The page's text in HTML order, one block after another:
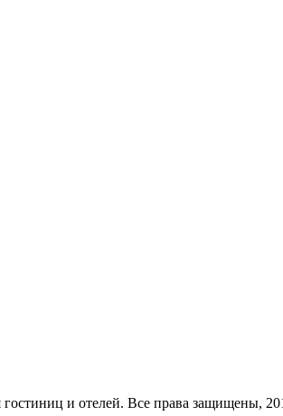
и отелей. Все права защищены,